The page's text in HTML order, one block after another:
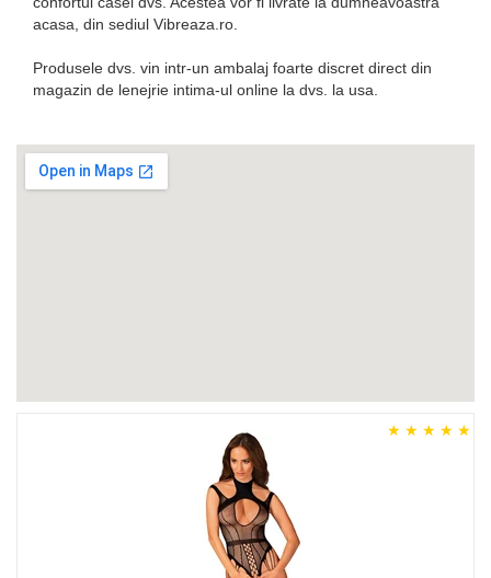
acasa, din sediul Vibreaza.ro.
Produsele dvs. vin intr-un ambalaj foarte discret direct din
magazin de lenejrie intima-ul online la dvs. la usa.